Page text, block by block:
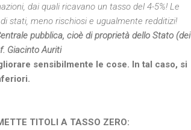
dai quali ricavano un tasso del 4-5%! Le
stati, meno rischiosi e ugualmente redditizi!
pubblica, cioè di proprietà dello Stato (dei
Giacinto Auriti
sensibilmente le cose. In tal caso, si
TITOLI A TASSO ZERO: